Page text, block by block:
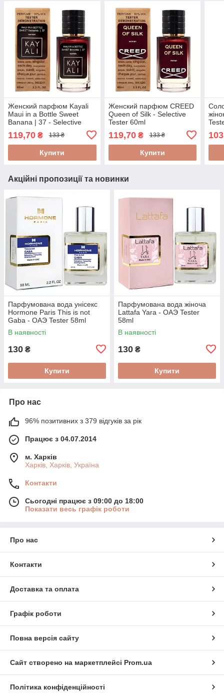
Женский парфюм Kayali
Maui in a Bottle Sweet
Banana | 37 - Selective
119,70 ₴ 133 ₴
Купити
Женский парфюм CREED
Queen of Silk - Selective
Tester 60ml
119,70₴ 133 ₴
Купити
Акційні пропозиції та новинки
Парфумована вода унісекс
Hormone Paris This is not
Gaba - ОАЭ Tester 58ml
В наявності
130 ₴
Купити
Парфумована вода жіноча
Lattafa Yara - ОАЭ Tester
58ml
В наявності
130 ₴
Купити
Про нас
96% позитивних з 379 відгуків за рік
Працює з 04.07.2014
м. Харків
Харків, Харків, Україна
Контакти
Сьогодні працює з 09:00 до 18:00
Показати весь графік роботи
Про нас
Контакти
Доставка та оплата
Графік роботи
Повна версія сайту
Сайт створено на маркетплейсі Prom.ua
Політика конфіденційності